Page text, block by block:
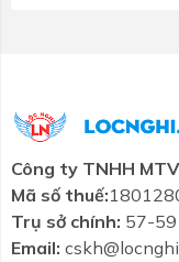
+ Chất liệu
Công ty TNHH
Mã số thuế:
Trụ sở chính: 57-59
Email: